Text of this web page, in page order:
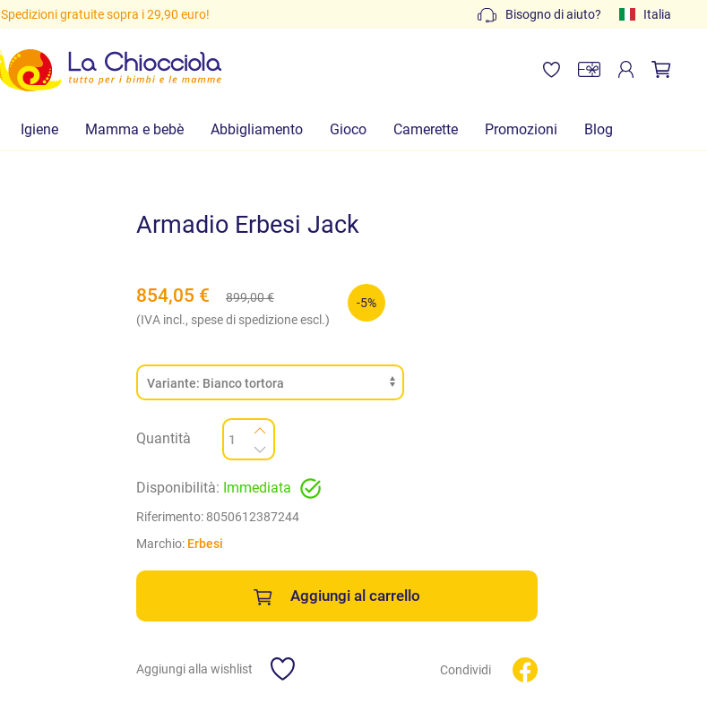
Spedizioni gratuite sopra i 29,90 euro! Preventivi gratuiti: scrivi ainfo@lachiocciolababy.it
Bisogno di aiuto? Italia
Igiene Mamma e bebè Abbigliamento Gioco Camerette Promozioni Blog
Armadio Erbesi Jack
854,05 € 899,00€
(IVA incl., spese di spedizione escl.)
-5%
Quantità
Disponibilità: Immediata
Riferimento: 8050612387244
Marchio: Erbesi
Aggiungi al carrello
Aggiungi alla wishlist Condividi